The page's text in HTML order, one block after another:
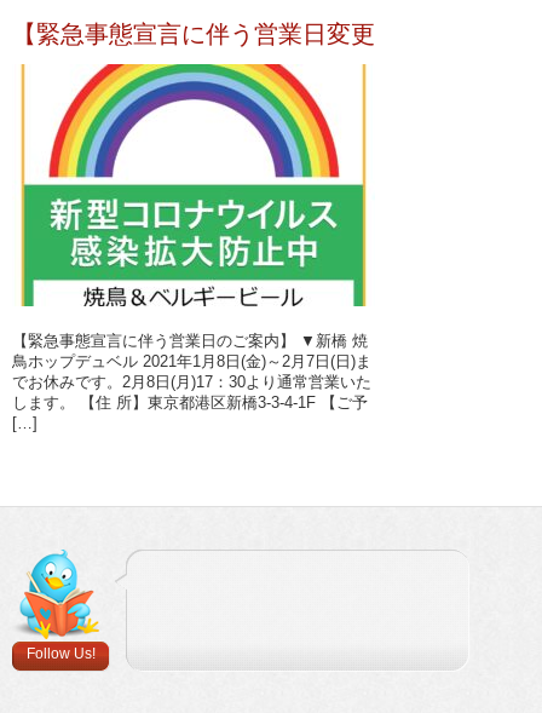
【緊急事態宣言に伴う営業日変更のご案内】
【緊急事態宣言に伴う営業日のご案内】 ▼新橋 焼
鳥ホップデュベル 2021年1月8日(金)～2月7日(日)ま
でお休みです。2月8日(月)17：30より通常営業いた
します。 【住 所】東京都港区新橋3-3-4-1F 【ご予
[…]
Follow Us!